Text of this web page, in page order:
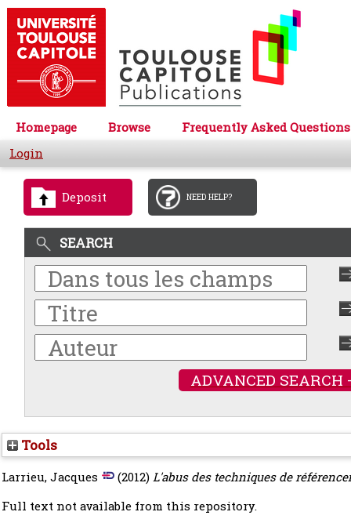
Homepage Browse
Frequently Asked Questions
Login
Deposit NEED HELP?
SEARCH
ADVANCED SEARCH
Tools
Larrieu, Jacques (2012)L'abus des techniques de
Full text not available from this repository.